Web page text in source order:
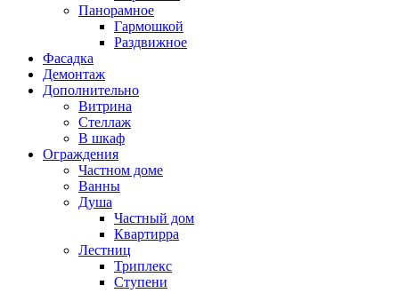
Панорамное
Гармошкой
Раздвижное
Фасадка
Демонтаж
Дополнительно
Витрина
Стеллаж
В шкаф
Ограждения
Частном доме
Ванны
Душа
Частный дом
Квартирра
Лестниц
Триплекс
Ступени